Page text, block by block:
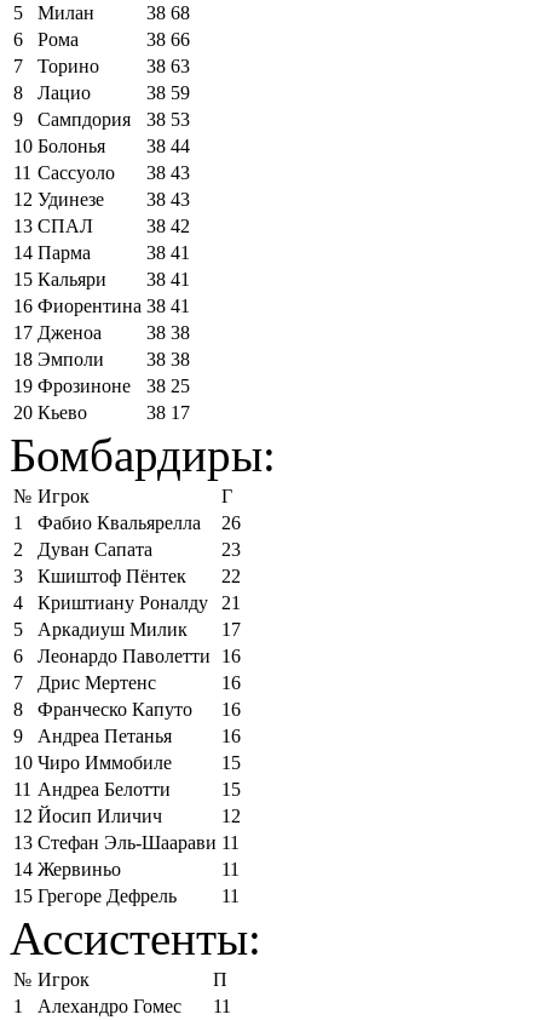
5
Милан 38 68
6
Рома 38 66
7
Торино 38 63
8
Лацио 38 59
9
Сампдория 38 53
10 Болонья 38 44
11 Сассуоло 38 43
12 Удинезе 38 43
13 СПАЛ 38 42
14 Парма 38 41
15 Кальяри 38 41
16 Фиорентина 38 41
17 Дженоа 38 38
18 Эмполи 38 38
19 Фрозиноне 38 25
20 Кьево 38 17
Бомбардиры:
№ Игрок
Г
1
Фабио Квальярелла
26
2
Дуван Сапата
23
3
Кшиштоф Пёнтек
22
4
Криштиану Роналду
21
5
Аркадиуш Милик
17
6
Леонардо Паволетти
16
7
Дрис Мертенс
16
8
Франческо Капуто
16
9
Андреа Петанья
16
10 Чиро Иммобиле
15
11 Андреа Белотти
15
12 Йосип Иличич
12
13 Стефан Эль-Шаарави 11
14 Жервиньо
11
15 Грегоре Дефрель 11
Ассистенты:
№ Игрок
П
1
Алехандро Гомес
11